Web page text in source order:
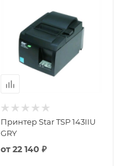
Принтер Star TSP 143IIU
GRY
от22 140 ₽